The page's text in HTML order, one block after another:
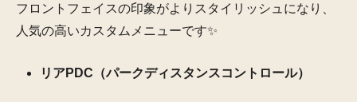
フロントフェイスの印象がよりスタイリッシュになり、
人気の高いカスタムメニューです✨
リアPDC（パークディスタンスコントロール）